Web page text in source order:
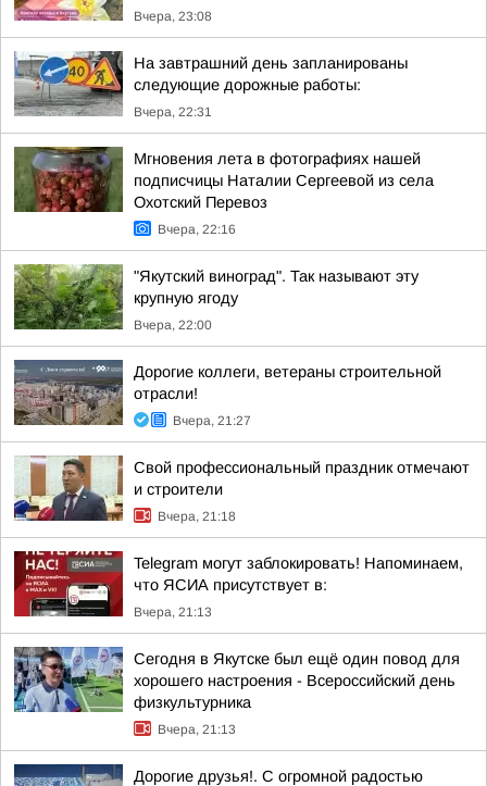
Вчера, 23:08
На завтрашний день запланированы
следующие дорожные работы:
Вчера, 22:31
Мгновения лета в фотографиях нашей
подписчицы Наталии Сергеевой из села
Охотский Перевоз
Вчера, 22:16
"Якутский виноград". Так называют эту
крупную ягоду
Вчера, 22:00
Дорогие коллеги, ветераны строительной
отрасли!
Вчера, 21:27
Свой профессиональный праздник отмечают
и строители
Вчера, 21:18
Telegram могут заблокировать! Напоминаем,
что ЯСИА присутствует в:
Вчера, 21:13
Сегодня в Якутске был ещё один повод для
хорошего настроения - Всероссийский день
физкультурника
Вчера, 21:13
Дорогие друзья!. С огромной радостью